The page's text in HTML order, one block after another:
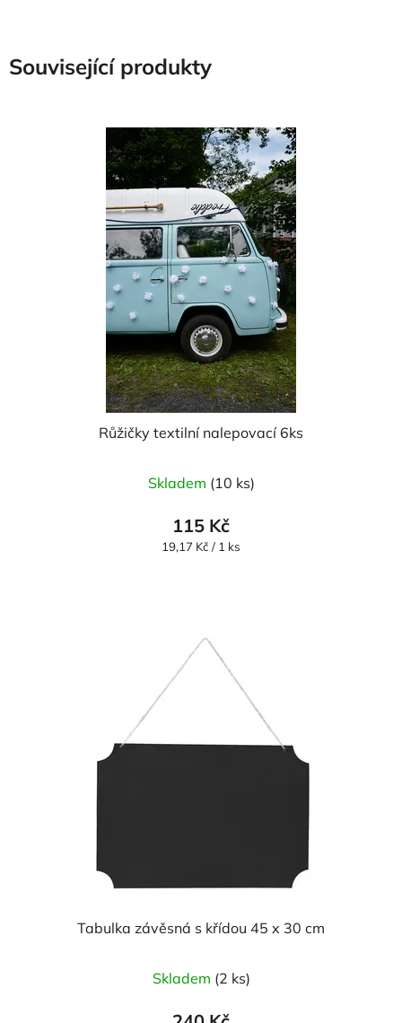
Související produkty
Růžičky textilní nalepovací 6ks
hodnocení
produktu
je
hvězdiček.
Skladem (10 ks)
115 Kč
Měrná
19,17 Kč / 1 ks
Tabulka závěsná s křídou 45 x 30 cm
Skladem (2 ks)